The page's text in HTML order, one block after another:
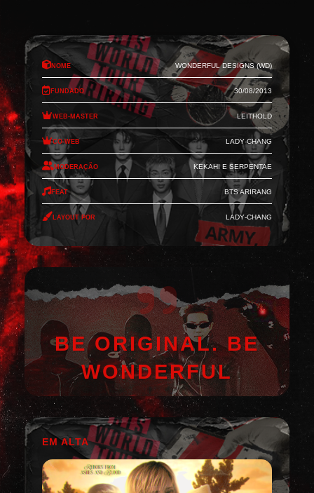
Nome Wonderful Designs (WD)
Fundado 30/08/2013
Web-Master Leithold
Co-Web Lady-Chang
Moderação Kekahi e Serpentae
Feat BTS Arirang
Layout por Lady-Chang
BE ORIGINAL. BE
WONDERFUL
EM ALTA